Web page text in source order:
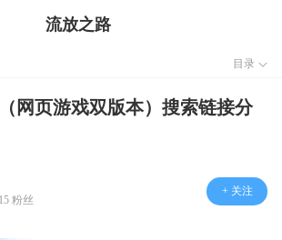
流放之路
目录
网页游戏双版本）搜索链接分
粉丝
+ 关注